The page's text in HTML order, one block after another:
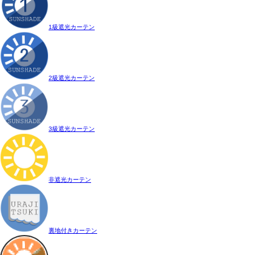
1級遮光カーテン
2級遮光カーテン
3級遮光カーテン
非遮光カーテン
裏地付きカーテン